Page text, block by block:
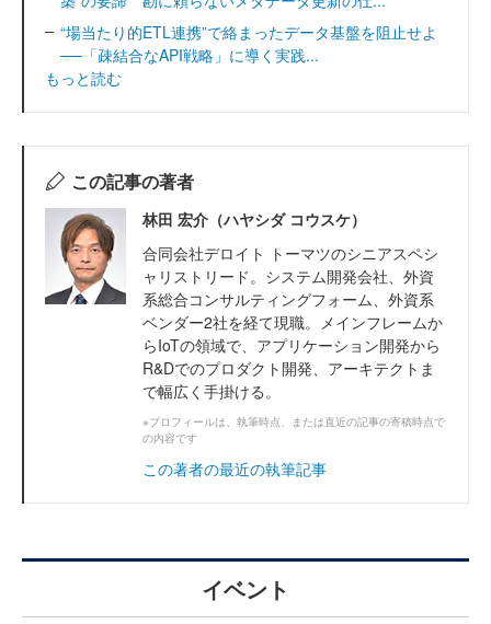
“場当たり的ETL連携”で絡まったデータ基盤を阻止せよ
──「疎結合なAPI戦略」に導く実践...
もっと読む
この記事の著者
林田 宏介（ハヤシダ コウスケ）
合同会社デロイト トーマツのシニアスペシ
ャリストリード。システム開発会社、外資
系総合コンサルティングフォーム、外資系
ベンダー2社を経て現職。メインフレームか
らIoTの領域で、アプリケーション開発から
R&Dでのプロダクト開発、アーキテクトま
で幅広く手掛ける。
※プロフィールは、執筆時点、または直近の記事の寄稿時点で
の内容です
この著者の最近の執筆記事
イベント